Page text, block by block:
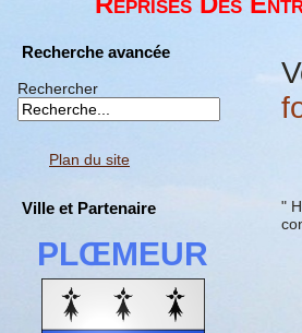
Recherche avancée
Rechercher
Plan du site
Ville et Partenaire
PLŒMEUR
"